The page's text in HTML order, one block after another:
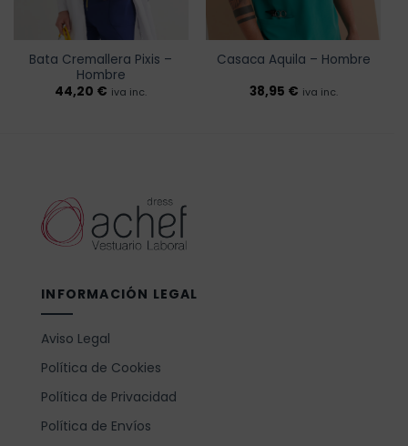
Bata Cremallera Pixis –
Hombre
44,20 € iva inc.
Casaca Aquila – Hombre
38,95 € iva inc.
INFORMACIÓN LEGAL
Aviso Legal
Política de Cookies
Política de Privacidad
Política de Envíos